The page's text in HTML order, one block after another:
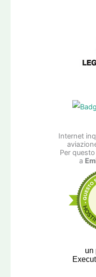
Internet
Per
a
un